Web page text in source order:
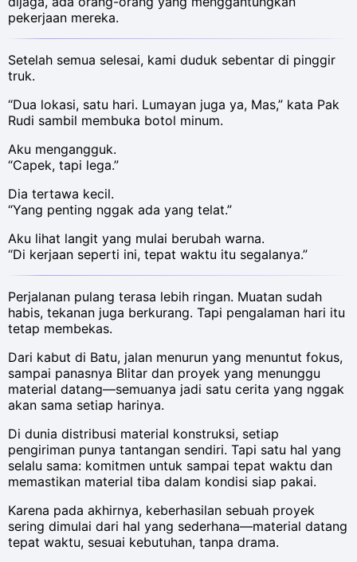
pekerjaan mereka.
Setelah semua selesai, kami duduk sebentar di pinggir
truk.
“Dua lokasi, satu hari. Lumayan juga ya, Mas,” kata Pak
Rudi sambil membuka botol minum.
Aku mengangguk.
“Capek, tapi lega.”
Dia tertawa kecil.
“Yang penting nggak ada yang telat.”
Aku lihat langit yang mulai berubah warna.
“Di kerjaan seperti ini, tepat waktu itu segalanya.”
Perjalanan pulang terasa lebih ringan. Muatan sudah
habis, tekanan juga berkurang. Tapi pengalaman hari itu
tetap membekas.
Dari kabut di Batu, jalan menurun yang menuntut fokus,
sampai panasnya Blitar dan proyek yang menunggu
material datang—semuanya jadi satu cerita yang nggak
akan sama setiap harinya.
Di dunia distribusi material konstruksi, setiap
pengiriman punya tantangan sendiri. Tapi satu hal yang
selalu sama: komitmen untuk sampai tepat waktu dan
memastikan material tiba dalam kondisi siap pakai.
Karena pada akhirnya, keberhasilan sebuah proyek
sering dimulai dari hal yang sederhana—material datang
tepat waktu, sesuai kebutuhan, tanpa drama.